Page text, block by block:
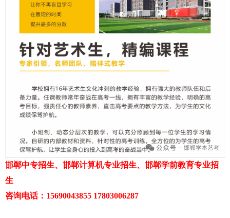
邯郸中专招生、邯郸计算机专业招生、邯郸学前教育专业招
生
咨询电话：15690043855 17803006287